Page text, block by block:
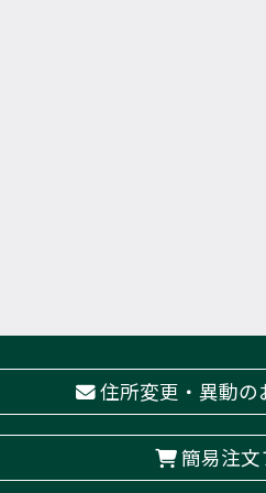
住所変更・異動の
簡易注文